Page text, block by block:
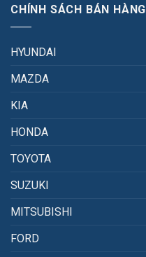
CHÍNH SÁCH BÁN HÀNG
HYUNDAI
MAZDA
KIA
HONDA
TOYOTA
SUZUKI
MITSUBISHI
FORD